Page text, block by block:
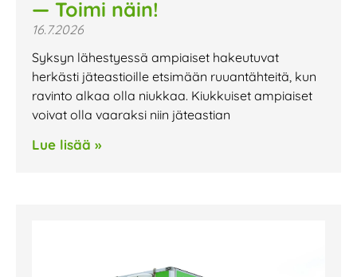
— Toimi näin!
16.7.2026
Syksyn lähestyessä ampiaiset hakeutuvat
herkästi jäteastioille etsimään ruuantähteitä, kun
ravinto alkaa olla niukkaa. Kiukkuiset ampiaiset
voivat olla vaaraksi niin jäteastian
Lue lisää »